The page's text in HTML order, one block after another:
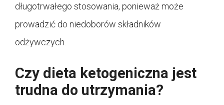
długotrwałego stosowania, ponieważ może
prowadzić do niedoborów składników
odżywczych.
Czy dieta ketogeniczna jest
trudna do utrzymania?